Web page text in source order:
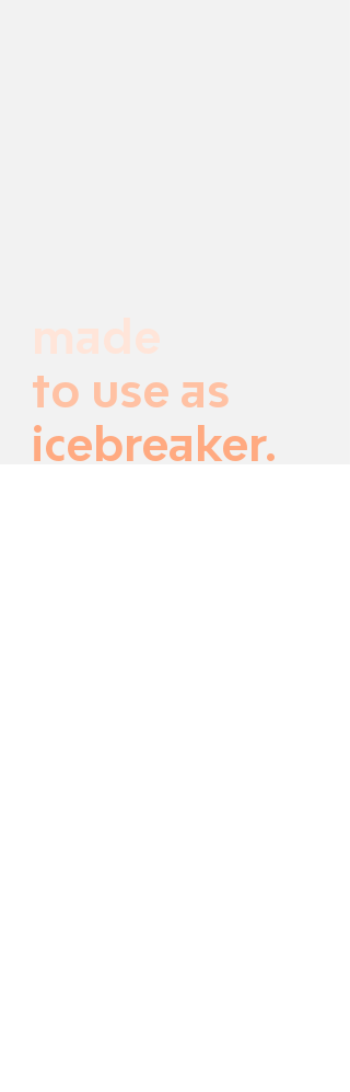
made
to use as
icebreaker.